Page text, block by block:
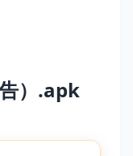
）.apk